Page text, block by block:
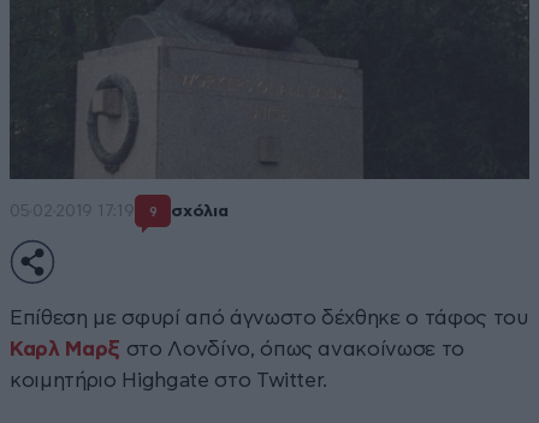
05·02·2019 17:19 9 σχόλια
Επίθεση με σφυρί από άγνωστο δέχθηκε ο τάφος του
Καρλ Μαρξ στο Λονδίνο, όπως ανακοίνωσε το
κοιμητήριο Highgate στο Twitter.